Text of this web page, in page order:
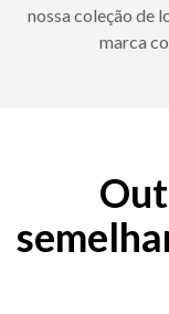
nossa coleção de
marca